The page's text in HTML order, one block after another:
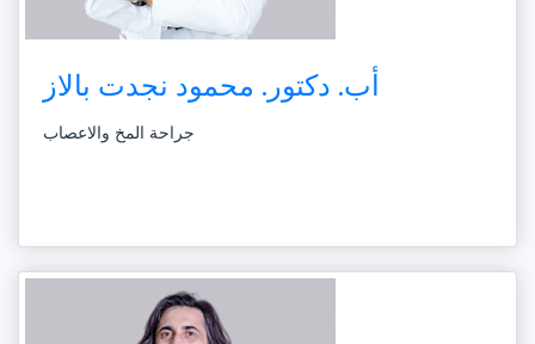
أب. دكتور. محمود نجدت بالاز
جراحة المخ والاعصاب